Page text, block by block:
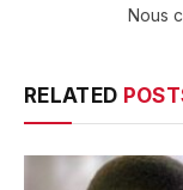
Nous
RELATED